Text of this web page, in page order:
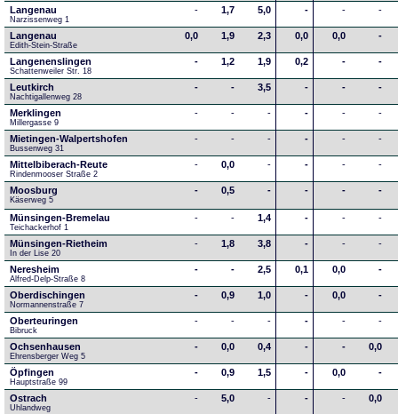
Langenau
Narzissenweg 1
- 1,7 5,0 - - -
Langenau
Edith-Stein-Straße
0,0 1,9 2,3 0,0 0,0 -
Langenenslingen
Schattenweiler Str. 18
- 1,2 1,9 0,2 - -
Leutkirch
Nachtigallenweg 28
- - 3,5 - - -
Merklingen
Millergasse 9
- - - - - -
Mietingen-Walpertshofen
Bussenweg 31
- - - - - -
Mittelbiberach-Reute
Rindenmooser Straße 2
- 0,0 - - - -
Moosburg
Käserweg 5
- 0,5 - - - -
Münsingen-Bremelau
Teichackerhof 1
- - 1,4 - - -
Münsingen-Rietheim
In der Lise 20
- 1,8 3,8 - - -
Neresheim
Alfred-Delp-Straße 8
- - 2,5 0,1 0,0 -
Oberdischingen
Normannenstraße 7
- 0,9 1,0 - 0,0 -
Oberteuringen
Bibruck
- - - - - -
Ochsenhausen
Ehrensberger Weg 5
- 0,0 0,4 - - 0,0
Öpfingen
Hauptstraße 99
- 0,9 1,5 - 0,0 -
Ostrach
Uhlandweg
- 5,0 - - - 0,0